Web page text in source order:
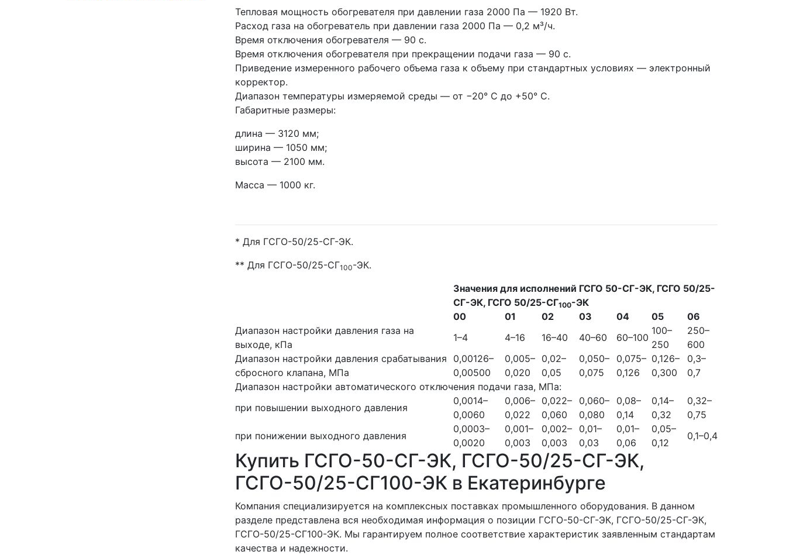
Тепловая мощность обогревателя при давлении газа 2000 Па — 1920 Вт.
Расход газа на обогреватель при давлении газа 2000 Па — 0,2 м³/ч.
Время отключения обогревателя — 90 с.
Время отключения обогревателя при прекращении подачи газа — 90 с.
Приведение измеренного рабочего объема газа к объему при стандартных условиях — электронный
корректор.
Диапазон температуры измеряемой среды — от −20° С до +50° С.
Габаритные размеры:
длина — 3120 мм;
ширина — 1050 мм;
высота — 2100 мм.
Масса — 1000 кг.
* Для ГСГО-50/25-СГ-ЭК.
** Для ГСГО-50/25-СГ100-ЭК.
Значения для исполнений ГСГО 50-СГ-ЭК, ГСГО 50/25-
СГ-ЭК, ГСГО 50/25-СГ100-ЭК
00
01 02 03 04 05
06
Диапазон настройки давления газа на
выходе, кПа
1–4 4–16 16–40 40–60 60–100
100–
250
250–
600
Диапазон настройки давления срабатывания
сбросного клапана, МПа
0,00126–
0,00500
0,005–
0,020
0,02–
0,05
0,050–
0,075
0,075–
0,126
0,126–
0,300
0,3–
0,7
Диапазон настройки автоматического отключения подачи газа, МПа:
при повышении выходного давления
0,0014–
0,0060
0,006–
0,022
0,022–
0,060
0,060–
0,080
0,08–
0,14
0,14–
0,32
0,32–
0,75
при понижении выходного давления
0,0003–
0,0020
0,001–
0,003
0,002–
0,003
0,01–
0,03
0,01–
0,06
0,05–
0,12
0,1–0,4
Купить ГСГО-50-СГ-ЭК, ГСГО-50/25-СГ-ЭК,
ГСГО-50/25-СГ100-ЭК в Екатеринбурге
Компания специализируется на комплексных поставках промышленного оборудования. В данном
разделе представлена вся необходимая информация о позиции ГСГО-50-СГ-ЭК, ГСГО-50/25-СГ-ЭК,
ГСГО-50/25-СГ100-ЭК. Мы гарантируем полное соответствие характеристик заявленным стандартам
качества и надежности.